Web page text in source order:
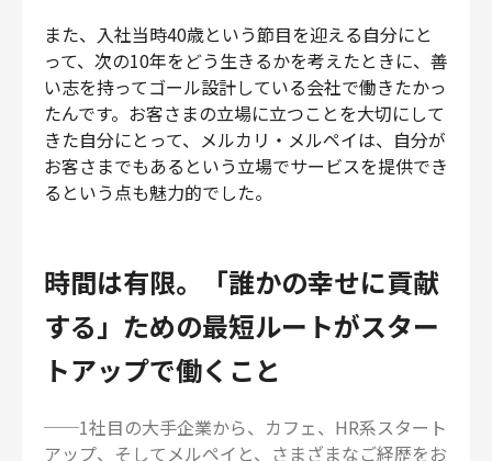
また、入社当時40歳という節目を迎える自分にと
って、次の10年をどう生きるかを考えたときに、善
い志を持ってゴール設計している会社で働きたかっ
たんです。お客さまの立場に立つことを大切にして
きた自分にとって、メルカリ・メルペイは、自分が
お客さまでもあるという立場でサービスを提供でき
るという点も魅力的でした。
時間は有限。「誰かの幸せに貢献
する」ための最短ルートがスター
トアップで働くこと
──1社目の大手企業から、カフェ、HR系スタート
アップ、そしてメルペイと、さまざまなご経歴をお